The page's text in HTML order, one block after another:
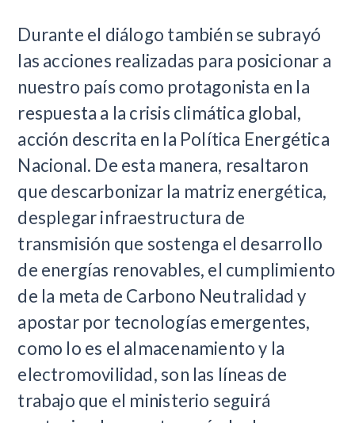
Durante el diálogo también se subrayó
las acciones realizadas para posicionar a
nuestro país como protagonista en la
respuesta a la crisis climática global,
acción descrita en la Política Energética
Nacional. De esta manera, resaltaron
que descarbonizar la matriz energética,
desplegar infraestructura de
transmisión que sostenga el desarrollo
de energías renovables, el cumplimiento
de la meta de Carbono Neutralidad y
apostar por tecnologías emergentes,
como lo es el almacenamiento y la
electromovilidad, son las líneas de
trabajo que el ministerio seguirá